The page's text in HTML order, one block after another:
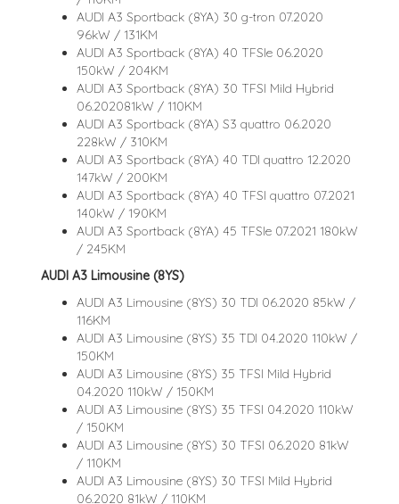
AUDI A3 Sportback (8YA) 30 g-tron 07.2020
96kW / 131KM
AUDI A3 Sportback (8YA) 40 TFSIe 06.2020
150kW / 204KM
AUDI A3 Sportback (8YA) 30 TFSI Mild Hybrid
06.202081kW / 110KM
AUDI A3 Sportback (8YA) S3 quattro 06.2020
228kW / 310KM
AUDI A3 Sportback (8YA) 40 TDI quattro 12.2020
147kW / 200KM
AUDI A3 Sportback (8YA) 40 TFSI quattro 07.2021
140kW / 190KM
AUDI A3 Sportback (8YA) 45 TFSIe 07.2021 180kW
/ 245KM
AUDI A3 Limousine (8YS)
AUDI A3 Limousine (8YS) 30 TDI 06.2020 85kW /
116KM
AUDI A3 Limousine (8YS) 35 TDI 04.2020 110kW /
150KM
AUDI A3 Limousine (8YS) 35 TFSI Mild Hybrid
04.2020 110kW / 150KM
AUDI A3 Limousine (8YS) 35 TFSI 04.2020 110kW
/ 150KM
AUDI A3 Limousine (8YS) 30 TFSI 06.2020 81kW
/ 110KM
AUDI A3 Limousine (8YS) 30 TFSI Mild Hybrid
06.2020 81kW / 110KM